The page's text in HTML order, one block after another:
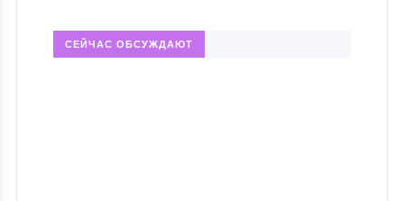
СЕЙЧАС ОБСУЖДАЮТ